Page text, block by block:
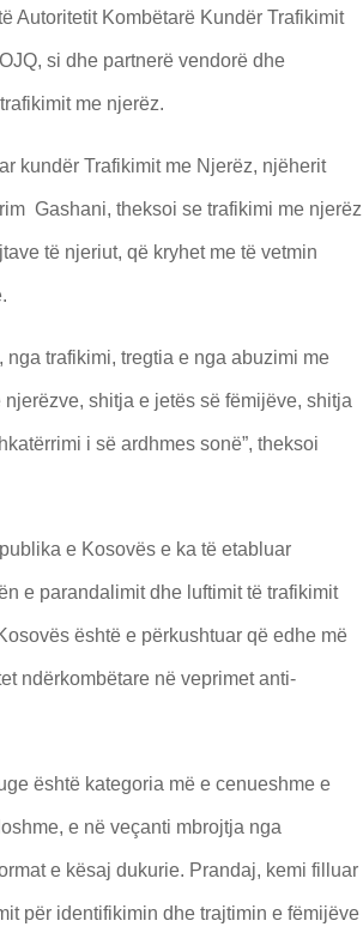
Autoritetit Kombëtarë Kundër Trafikimit
si dhe partnerë vendorë dhe
me njerëz.
kundër Trafikimit me Njerëz, njëherit
Gashani, theksoi se trafikimi me njerëz
të njeriut, që kryhet me të vetmin
nga trafikimi, tregtia e nga abuzimi me
shitja e jetës së fëmijëve, shitja
i së ardhmes sonë”, theksoi
e Kosovës e ka të etabluar
e parandalimit dhe luftimit të trafikimit
është e përkushtuar që edhe më
ndërkombëtare në veprimet anti-
është kategoria më e cenueshme e
e në veçanti mbrojtja nga
e kësaj dukurie. Prandaj, kemi filluar
për identifikimin dhe trajtimin e fëmijëve